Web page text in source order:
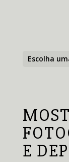
Escolha
E